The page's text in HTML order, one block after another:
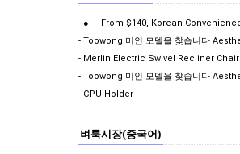
- Merlin Electric Swivel Recliner Chair
- CPU Holder
벼룩시장(중국어)